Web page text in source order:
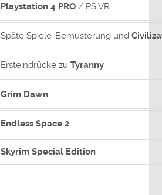
Playstation 4 PRO / PS VR
Späte Spiele-Bemusterung und
Ersteindrücke zuTyranny
Grim Dawn
Endless Space 2
Skyrim Special Edition